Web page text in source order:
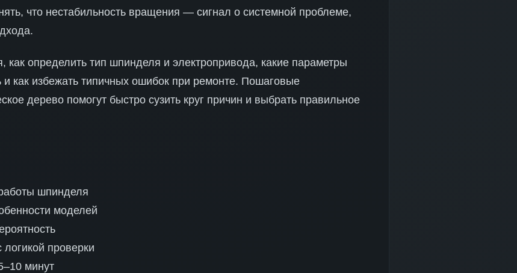
что нестабильность вращения — сигнал о системной проблеме,
как определить тип шпинделя и электропривода, какие параметры
как избежать типичных ошибок при ремонте. Пошаговые
дерево помогут быстро сузить круг причин и выбрать правильное
шпинделя
моделей
логикой проверки
минут